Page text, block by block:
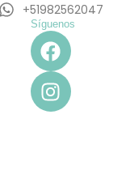
+51982562047
Síguenos
F
a
c
e
b
I
n
s
t
a